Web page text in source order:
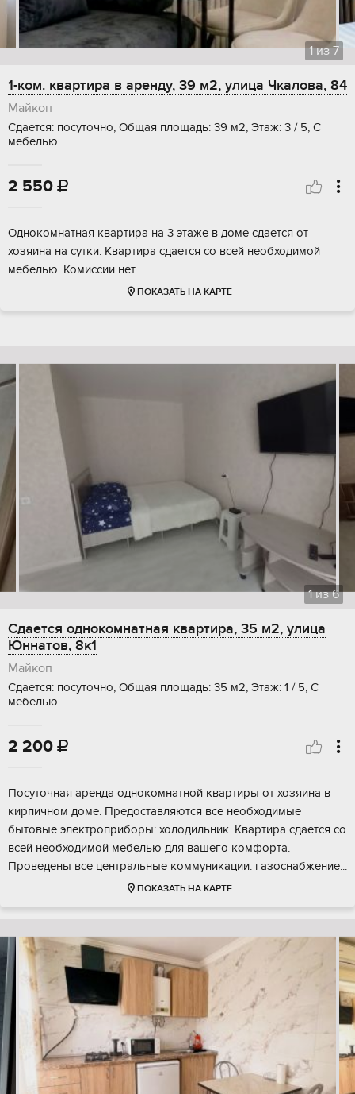
1из7
1-ком. квартира в аренду, 39 м2, улица Чкалова, 84
Майкоп
Сдается: посуточно, Общая площадь: 39 м2, Этаж: 3 / 5, С
мебелью
2 550 
Однокомнатная квартира на 3 этаже в доме сдается от
хозяина на сутки. Квартира сдается со всей необходимой
мебелью. Комиссии нет.
ПОКАЗАТЬ НА КАРТЕ
1из6
Сдается однокомнатная квартира, 35 м2, улица
Юннатов, 8к1
Майкоп
Сдается: посуточно, Общая площадь: 35 м2, Этаж: 1 / 5, С
мебелью
2 200 
Посуточная аренда однокомнатной квартиры от хозяина в
кирпичном доме. Предоставляются все необходимые
бытовые электроприборы: холодильник. Квартира сдается со
всей необходимой мебелью для вашего комфорта.
Проведены все центральные коммуникации: газоснабжение...
ПОКАЗАТЬ НА КАРТЕ